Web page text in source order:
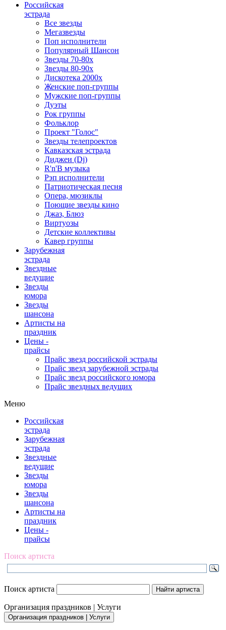
Российская
эстрада
Все звезды
Мегазвезды
Поп исполнители
Популярный Шансон
Звезды 70-80х
Звезды 80-90х
Дискотека 2000х
Женские поп-группы
Мужские поп-группы
Дуэты
Рок группы
Фольклор
Проект "Голос"
Звезды телепроектов
Кавказская эстрада
Диджеи (Dj)
R'n'B музыка
Рэп исполнители
Патриотическая песня
Опера, мюзиклы
Поющие звезды кино
Джаз, Блюз
Виртуозы
Детские коллективы
Кавер группы
Зарубежная
эстрада
Звездные
ведущие
Звезды
юмора
Звезды
шансона
Артисты на
праздник
Цены -
прайсы
Прайс звезд российской эстрады
Прайс звезд зарубежной эстрады
Прайс звезд российского юмора
Прайс звездных ведущих
Меню
Российская
эстрада
Зарубежная
эстрада
Звездные
ведущие
Звезды
юмора
Звезды
шансона
Артисты на
праздник
Цены -
прайсы
Поиск артиста
Поиск артиста
Организация праздников | Услуги
Организация праздников | Услуги